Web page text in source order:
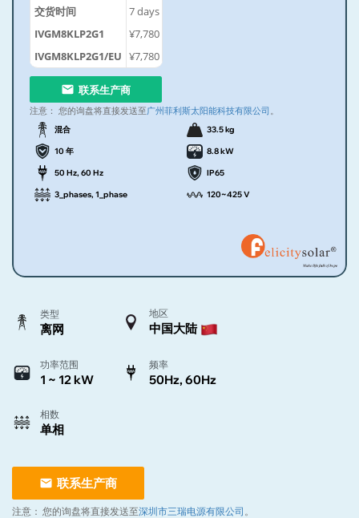
交货时间
7days
IVGM8KLP2G1
¥7,780
IVGM8KLP2G1/EU ¥7,780
联系生产商
注意： 您的询盘将直接发送至广州菲利斯太阳能科技有限公司 。
混合 33.5 kg
10 年 8.8 kW
50 Hz, 60 Hz IP65
3_phases, 1_phase 120~425 V
类型
离网
地区
中国大陆
功率范围
1 ~ 12 kW
频率
50Hz, 60Hz
相数
单相
联系生产商
注意： 您的询盘将直接发送至深圳市三瑞电源有限公司 。